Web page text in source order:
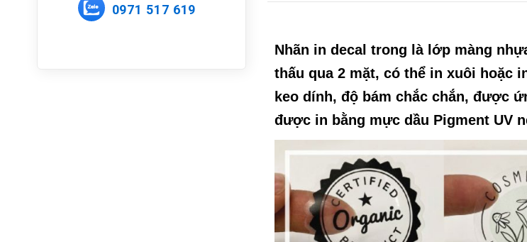
0971 517 619
Nhãn in decal trong là lớp màng
thấu qua 2 mặt, có thể in xuôi hoặc
keo dính, độ bám chắc chắn, được
được in bằng mực dầu Pigment UV